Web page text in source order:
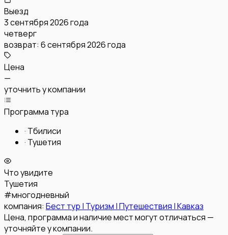
Выезд
3 сентября 2026 года
четверг
возврат: 6 сентября 2026 года
Цена
—
уточнить у компании
Программа тура
· Тбилиси
· Тушетия
Что увидите
Тушетия
#многодневный
компания: Бест тур | Туризм | Путешествия | Кавказ
Цена, программа и наличие мест могут отличаться —
уточняйте у компании.